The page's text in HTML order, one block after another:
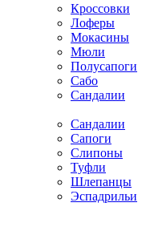
Кроссовки
Лоферы
Мокасины
Мюли
Полусапоги
Сабо
Сандалии
Сандалии
Сапоги
Слипоны
Туфли
Шлепанцы
Эспадрильи